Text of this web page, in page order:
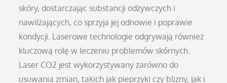
skóry, dostarczając substancji odżywczych i
nawilżających, co sprzyja jej odnowie i poprawie
kondycji. Laserowe technologie odgrywają również
kluczową rolę w leczeniu problemów skórnych.
Laser CO2 jest wykorzystywany zarówno do
usuwania zmian, takich jak pieprzyki czy blizny, jak i